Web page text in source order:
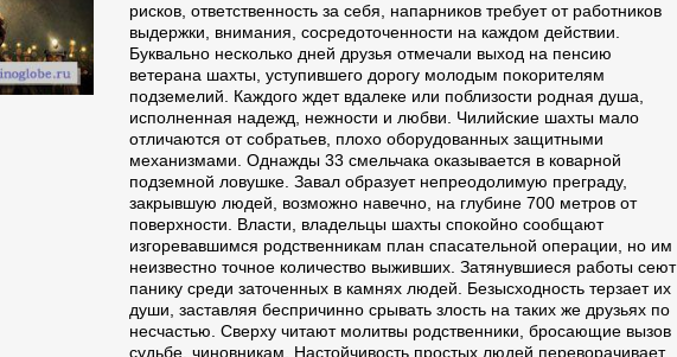
рисков, ответственность за себя, напарников требует от работников
выдержки, внимания, сосредоточенности на каждом действии.
Буквально несколько дней друзья отмечали выход на пенсию
ветерана шахты, уступившего дорогу молодым покорителям
подземелий. Каждого ждет вдалеке или поблизости родная душа,
исполненная надежд, нежности и любви. Чилийские шахты мало
отличаются от собратьев, плохо оборудованных защитными
механизмами. Однажды 33 смельчака оказывается в коварной
подземной ловушке. Завал образует непреодолимую преграду,
закрывшую людей, возможно навечно, на глубине 700 метров от
поверхности. Власти, владельцы шахты спокойно сообщают
изгоревавшимся родственникам план спасательной операции, но им
неизвестно точное количество выживших. Затянувшиеся работы сеют
панику среди заточенных в камнях людей. Безысходность терзает их
души, заставляя беспричинно срывать злость на таких же друзьях по
несчастью. Сверху читают молитвы родственники, бросающие вызов
судьбе, чиновникам. Настойчивость простых людей переворачивает